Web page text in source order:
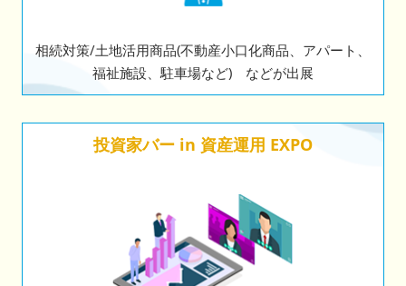
相続対策/土地活用商品(不動産小口化商品、アパート、
福祉施設、駐車場など) などが出展
投資家バー in 資産運用 EXPO